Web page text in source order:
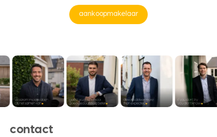
aankoopmakelaar
contact